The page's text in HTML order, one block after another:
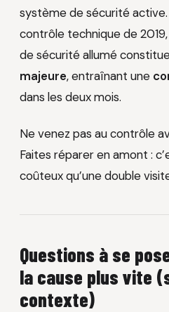
système de sécurité
contrôle technique de
de sécurité allumé
majeure, entraînant une
dans les deux mois.
Ne venez pas au contrôle
Faites réparer en amont :
coûteux qu’une double
Questions à se
la cause plus vite
contexte)